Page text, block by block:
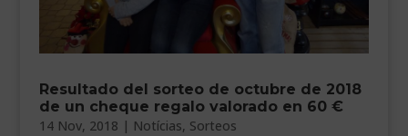
Resultado del sorteo de octubre de 2018
de un cheque regalo valorado en 60 €
14 Nov, 2018 | Notícias, Sorteos